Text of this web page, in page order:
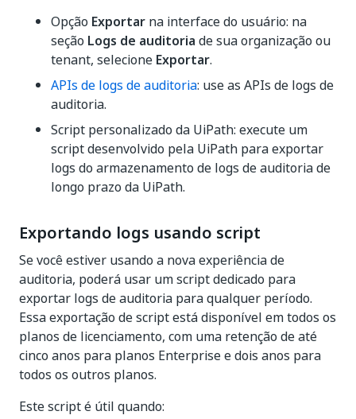
Opção Exportar na interface do usuário: na
seção Logs de auditoria de sua organização ou
tenant, selecione Exportar.
APIs de logs de auditoria: use as APIs de logs de
auditoria.
Script personalizado da UiPath: execute um
script desenvolvido pela UiPath para exportar
logs do armazenamento de logs de auditoria de
longo prazo da UiPath.
Exportando logs usando script
Se você estiver usando a nova experiência de
auditoria, poderá usar um script dedicado para
exportar logs de auditoria para qualquer período.
Essa exportação de script está disponível em todos os
planos de licenciamento, com uma retenção de até
cinco anos para planos Enterprise e dois anos para
todos os outros planos.
Este script é útil quando: